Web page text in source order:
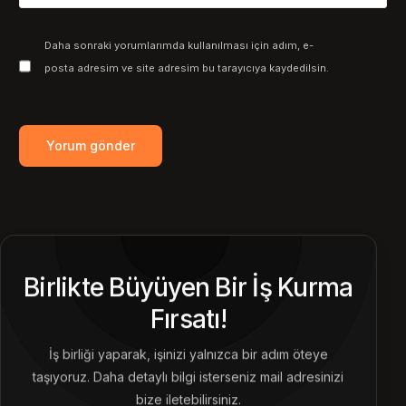
Daha sonraki yorumlarımda kullanılması için adım, e-
posta adresim ve site adresim bu tarayıcıya kaydedilsin.
Birlikte Büyüyen Bir İş Kurma
Fırsatı!
İş birliği yaparak, işinizi yalnızca bir adım öteye
taşıyoruz. Daha detaylı bilgi isterseniz mail adresinizi
bize iletebilirsiniz.